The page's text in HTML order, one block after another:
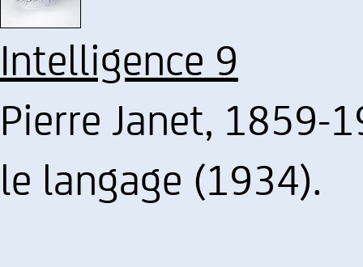
Intelligence 9
Pierre Janet, 1859-
le langage (1934).